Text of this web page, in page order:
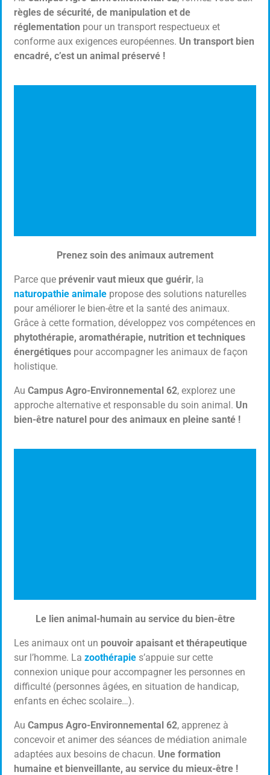
règles de sécurité, de manipulation et de
réglementation pour un transport respectueux et
conforme aux exigences européennes. Un transport bien
encadré, c’est un animal préservé !
Naturopathie Animale
Les soins naturels à destination des animaux
Cliquer ici
Prenez soin des animaux autrement
Parce que prévenir vaut mieux que guérir, la
naturopathie animale propose des solutions naturelles
pour améliorer le bien-être et la santé des animaux.
Grâce à cette formation, développez vos compétences en
phytothérapie, aromathérapie, nutrition et techniques
énergétiques pour accompagner les animaux de façon
holistique.
Au Campus Agro-Environnemental 62, explorez une
approche alternative et responsable du soin animal. Un
bien-être naturel pour des animaux en pleine santé !
Zoothérapie
Le pouvoir apaisant et thérapeutique de l'animal
Cliquer ici
Le lien animal-humain au service du bien-être
Les animaux ont un pouvoir apaisant et thérapeutique
sur l’homme. La zoothérapie s’appuie sur cette
connexion unique pour accompagner les personnes en
difficulté (personnes âgées, en situation de handicap,
enfants en échec scolaire…).
Au Campus Agro-Environnemental 62, apprenez à
concevoir et animer des séances de médiation animale
adaptées aux besoins de chacun. Une formation
humaine et bienveillante, au service du mieux-être !